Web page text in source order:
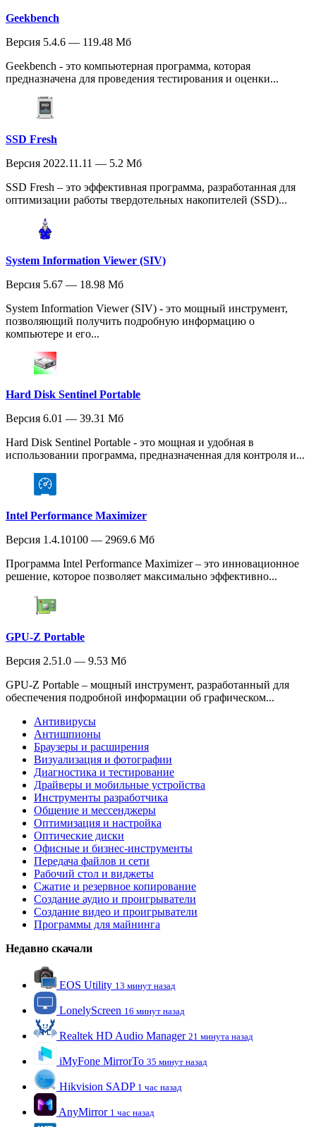
Geekbench
Версия 5.4.6 — 119.48 Мб
Geekbench - это компьютерная программа, которая
предназначена для проведения тестирования и оценки...
SSD Fresh
Версия 2022.11.11 — 5.2 Мб
SSD Fresh – это эффективная программа, разработанная для
оптимизации работы твердотельных накопителей (SSD)...
System Information Viewer (SIV)
Версия 5.67 — 18.98 Мб
System Information Viewer (SIV) - это мощный инструмент,
позволяющий получить подробную информацию о
компьютере и его...
Hard Disk Sentinel Portable
Версия 6.01 — 39.31 Мб
Hard Disk Sentinel Portable - это мощная и удобная в
использовании программа, предназначенная для контроля и...
Intel Performance Maximizer
Версия 1.4.10100 — 2969.6 Мб
Программа Intel Performance Maximizer – это инновационное
решение, которое позволяет максимально эффективно...
GPU-Z Portable
Версия 2.51.0 — 9.53 Мб
GPU-Z Portable – мощный инструмент, разработанный для
обеспечения подробной информации об графическом...
Антивирусы
Антишпионы
Браузеры и расширения
Визуализация и фотографии
Диагностика и тестирование
Драйверы и мобильные устройства
Инструменты разработчика
Общение и мессенджеры
Оптимизация и настройка
Оптические диски
Офисные и бизнес-инструменты
Передача файлов и сети
Рабочий стол и виджеты
Сжатие и резервное копирование
Создание аудио и проигрыватели
Создание видео и проигрыватели
Программы для майнинга
Недавно скачали
EOS Utility 13 минут назад
LonelyScreen 16 минут назад
Realtek HD Audio Manager 21 минута назад
iMyFone MirrorTo 35 минут назад
Hikvision SADP 1 час назад
AnyMirror 1 час назад